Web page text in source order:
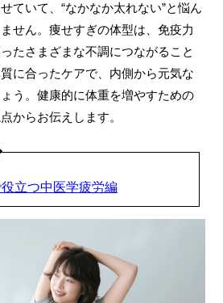
ていて、“なかなか太れない”と悩ん
せん。痩せすぎの体型は、免疫力
たさまざまな不調につながること
に合ったケアで、内側から元気な
う。健康的に体重を増やすための
からお伝えします。
立つ中医学疲労編